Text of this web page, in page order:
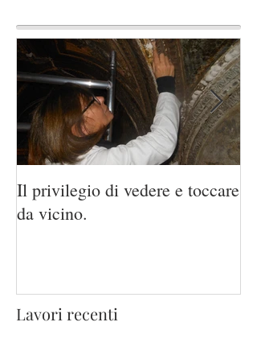
Il privilegio di vedere e toccare
da vicino.
Lavori recenti